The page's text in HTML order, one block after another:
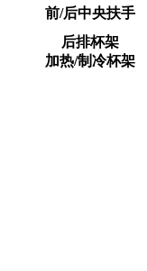
前/后中央扶手
后排杯架
加热/制冷杯架